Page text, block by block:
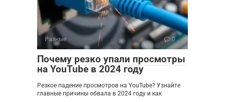
Разные 0
Почему резко упали просмотры
на YouTube в 2024 году
Резкое падение просмотров на YouTube? Узнайте
главные причины обвала в 2024 году и как